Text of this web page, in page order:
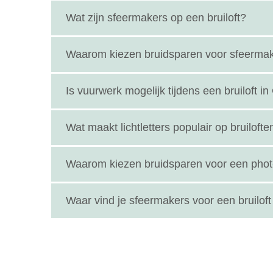
Wat zijn sfeermakers op een bruiloft?
Sfeermakers zijn elementen of professionals
Waarom kiezen bruidsparen voor
Sfeermakers maken een bruiloft persoonlijker
Is vuurwerk mogelijk tijdens een bruiloft in
In veel gevallen kan dat, mits het professioneel
Wat maakt lichtletters populair op
Lichtletters geven een romantische uitstraling
Waarom kiezen bruidsparen voor een
Een photobooth zorgt voor spontane en
Waar vind je sfeermakers voor een